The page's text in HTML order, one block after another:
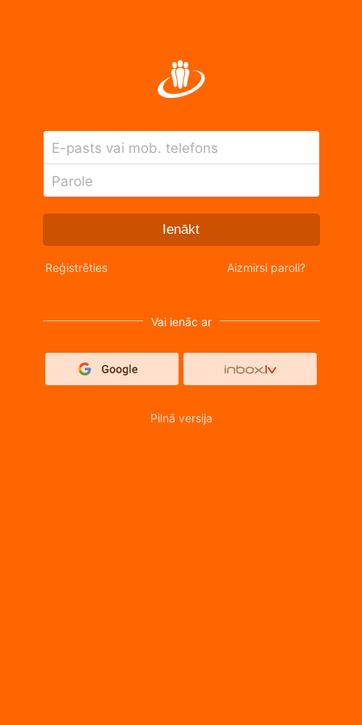
E-pasts vai mob. telefons
Parole
Ienākt
Reģistrēties Aizmirsi paroli?
Vai ienāc ar
Pilnā versija